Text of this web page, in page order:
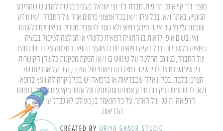
מוצרי ד”ר קיי אינם תרופות. חברת ד”ר קיי ישראל בע”מ מבקשת להדגיש שהמידע
המופיע באתר ו/או בכל עלון ו/או בכל אמצעי פרסום אחר של החברה ו/או מידע
שנמסר ע”י נציגינו איננו מידע רפואי ולא נועד להעביר מסרים בריאותיים כלשהם
ואין בשום אופן לראות בו התוויה רפואית כלשהי או המלצה לטיפול בבעיה
רפואית כלשהי וכי בכל בעיה רפואית יש להיוועץ ברופא. החלטה על רכישת מוצר
של החברה, כמו גם החלטה על שימוש בו ו/או הסקת מסקנות כלשהן הקושרות
בין שימוש במוצר לבין שינוי במצבו הבריאותי של הצרכן, הינן על אחריותו של
הצרכן בלבד. בכל שאלה שבבריאות או ברפואה יש בכל מקרה להיוועץ ברופא
ו/או להשתמש במקורות מידע אמינים ומהימנים של אנשי מקצוע מוסמכים בתחום
הרפואה. תוכנו של האתר, על כל הנאמר בו, מעולם לא נבדק ע”י משרד
הבריאות.
CREATED BY URIYA GANOR STUDIO